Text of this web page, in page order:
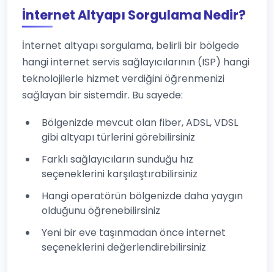
İnternet Altyapı Sorgulama Nedir?
İnternet altyapı sorgulama, belirli bir bölgede
hangi internet servis sağlayıcılarının (ISP) hangi
teknolojilerle hizmet verdiğini öğrenmenizi
sağlayan bir sistemdir. Bu sayede:
Bölgenizde mevcut olan fiber, ADSL, VDSL
gibi altyapı türlerini görebilirsiniz
Farklı sağlayıcıların sunduğu hız
seçeneklerini karşılaştırabilirsiniz
Hangi operatörün bölgenizde daha yaygın
olduğunu öğrenebilirsiniz
Yeni bir eve taşınmadan önce internet
seçeneklerini değerlendirebilirsiniz